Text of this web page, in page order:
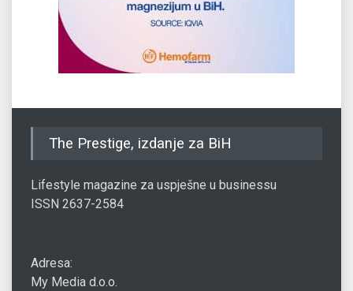
The Prestige, izdanje za BiH
Lifestyle magazine za uspješne u businessu
ISSN 2637-2584
Adresa:
My Media d.o.o.